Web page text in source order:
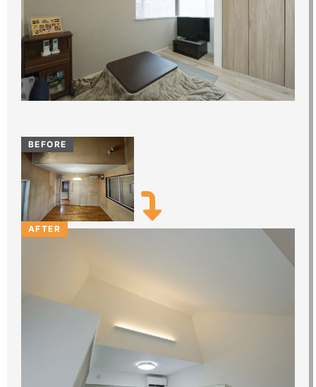
BEFORE
AFTER